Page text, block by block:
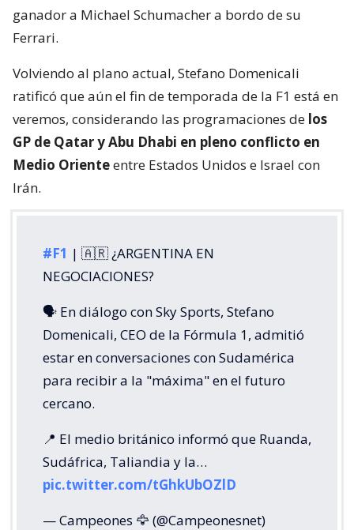
ganador a Michael Schumacher a bordo de su
Ferrari.
Volviendo al plano actual, Stefano Domenicali
ratificó que aún el fin de temporada de la F1 está en
veremos, considerando las programaciones de los
GP de Qatar y Abu Dhabi en pleno conflicto en
Medio Orienteentre Estados Unidos e Israel con
Irán.
#F1 | 🇦🇷 ¿ARGENTINA EN
NEGOCIACIONES?
🗣️ En diálogo con Sky Sports, Stefano
Domenicali, CEO de la Fórmula 1, admitió
estar en conversaciones con Sudamérica
para recibir a la "máxima" en el futuro
cercano.
📍 El medio británico informó que Ruanda,
Sudáfrica, Taliandia y la…
pic.twitter.com/tGhkUbOZlD
— Campeones 🦅 (@Campeonesnet)